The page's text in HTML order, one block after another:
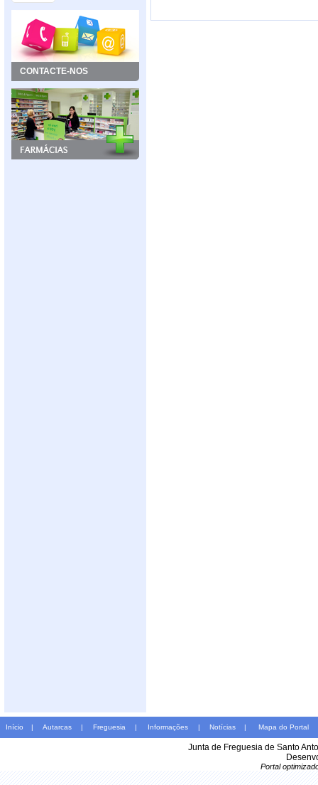
CONTACTE-NOS
Início | Autarcas | Freguesia | Informações | Notícias | Mapa do Portal
Junta de Freguesia de Santo
Portal